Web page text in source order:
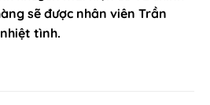
sẽ được nhân viên Trần
tình.